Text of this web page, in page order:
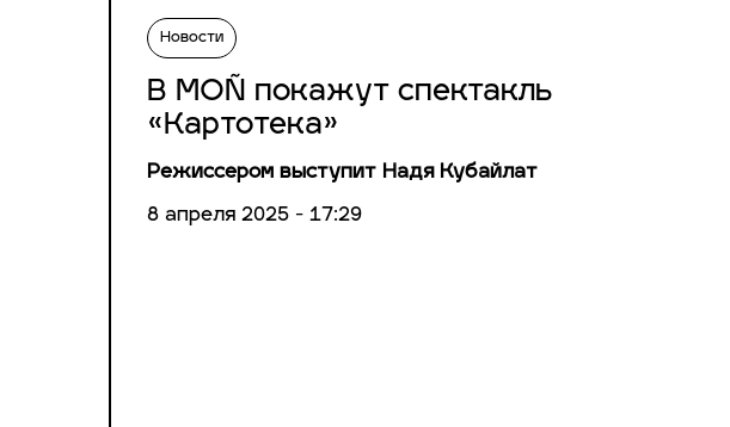
Новости
В MOÑ покажут спектакль
«Картотека»
Режиссером выступит Надя Кубайлат
8 апреля 2025 - 17:29